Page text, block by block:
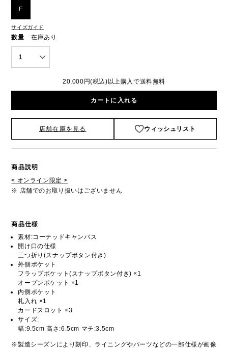
F
サイズガイド
数量 在庫あり
1
20,000円(税込)以上購入で送料無料
カートに入れる
店舗在庫を見る ウィッシュリスト
商品説明
< オンライン限定 >
※ 店舗でのお取り扱いはございません
商品仕様
素材:コーテッドキャンバス
開け口の仕様
三つ折り(スナップボタン付き)
外側ポケット
フラップポケット(スナップボタン付き) ×1
オープンポケット ×1
内側ポケット
札入れ ×1
カードスロット ×3
サイズ:
幅:9.5cm 高さ:6.5cm マチ:3.5cm
※製造シーズンにより刻印、ライニングやパーツなどの一部仕様が画像